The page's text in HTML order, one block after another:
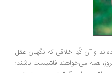
کُدِ اخلاقی که نگهبان عقل
می‌خواهند فاشیست باشند؛